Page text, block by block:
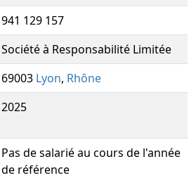
941 129 157
Société à Responsabilité Limitée
69003 Lyon, Rhône
2025
Pas de salarié au cours de l'année
de référence